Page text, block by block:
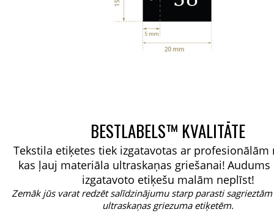
BESTLABELS™ KVALITĀTE
Tekstila etiķetes tiek izgatavotas ar profesionālām
kas ļauj materiāla ultraskaņas griešanai! Audums
izgatavoto etiķešu malām neplīst!
Zemāk jūs varat redzēt salīdzinājumu starp parasti
ultraskaņas griezuma etiķetēm.